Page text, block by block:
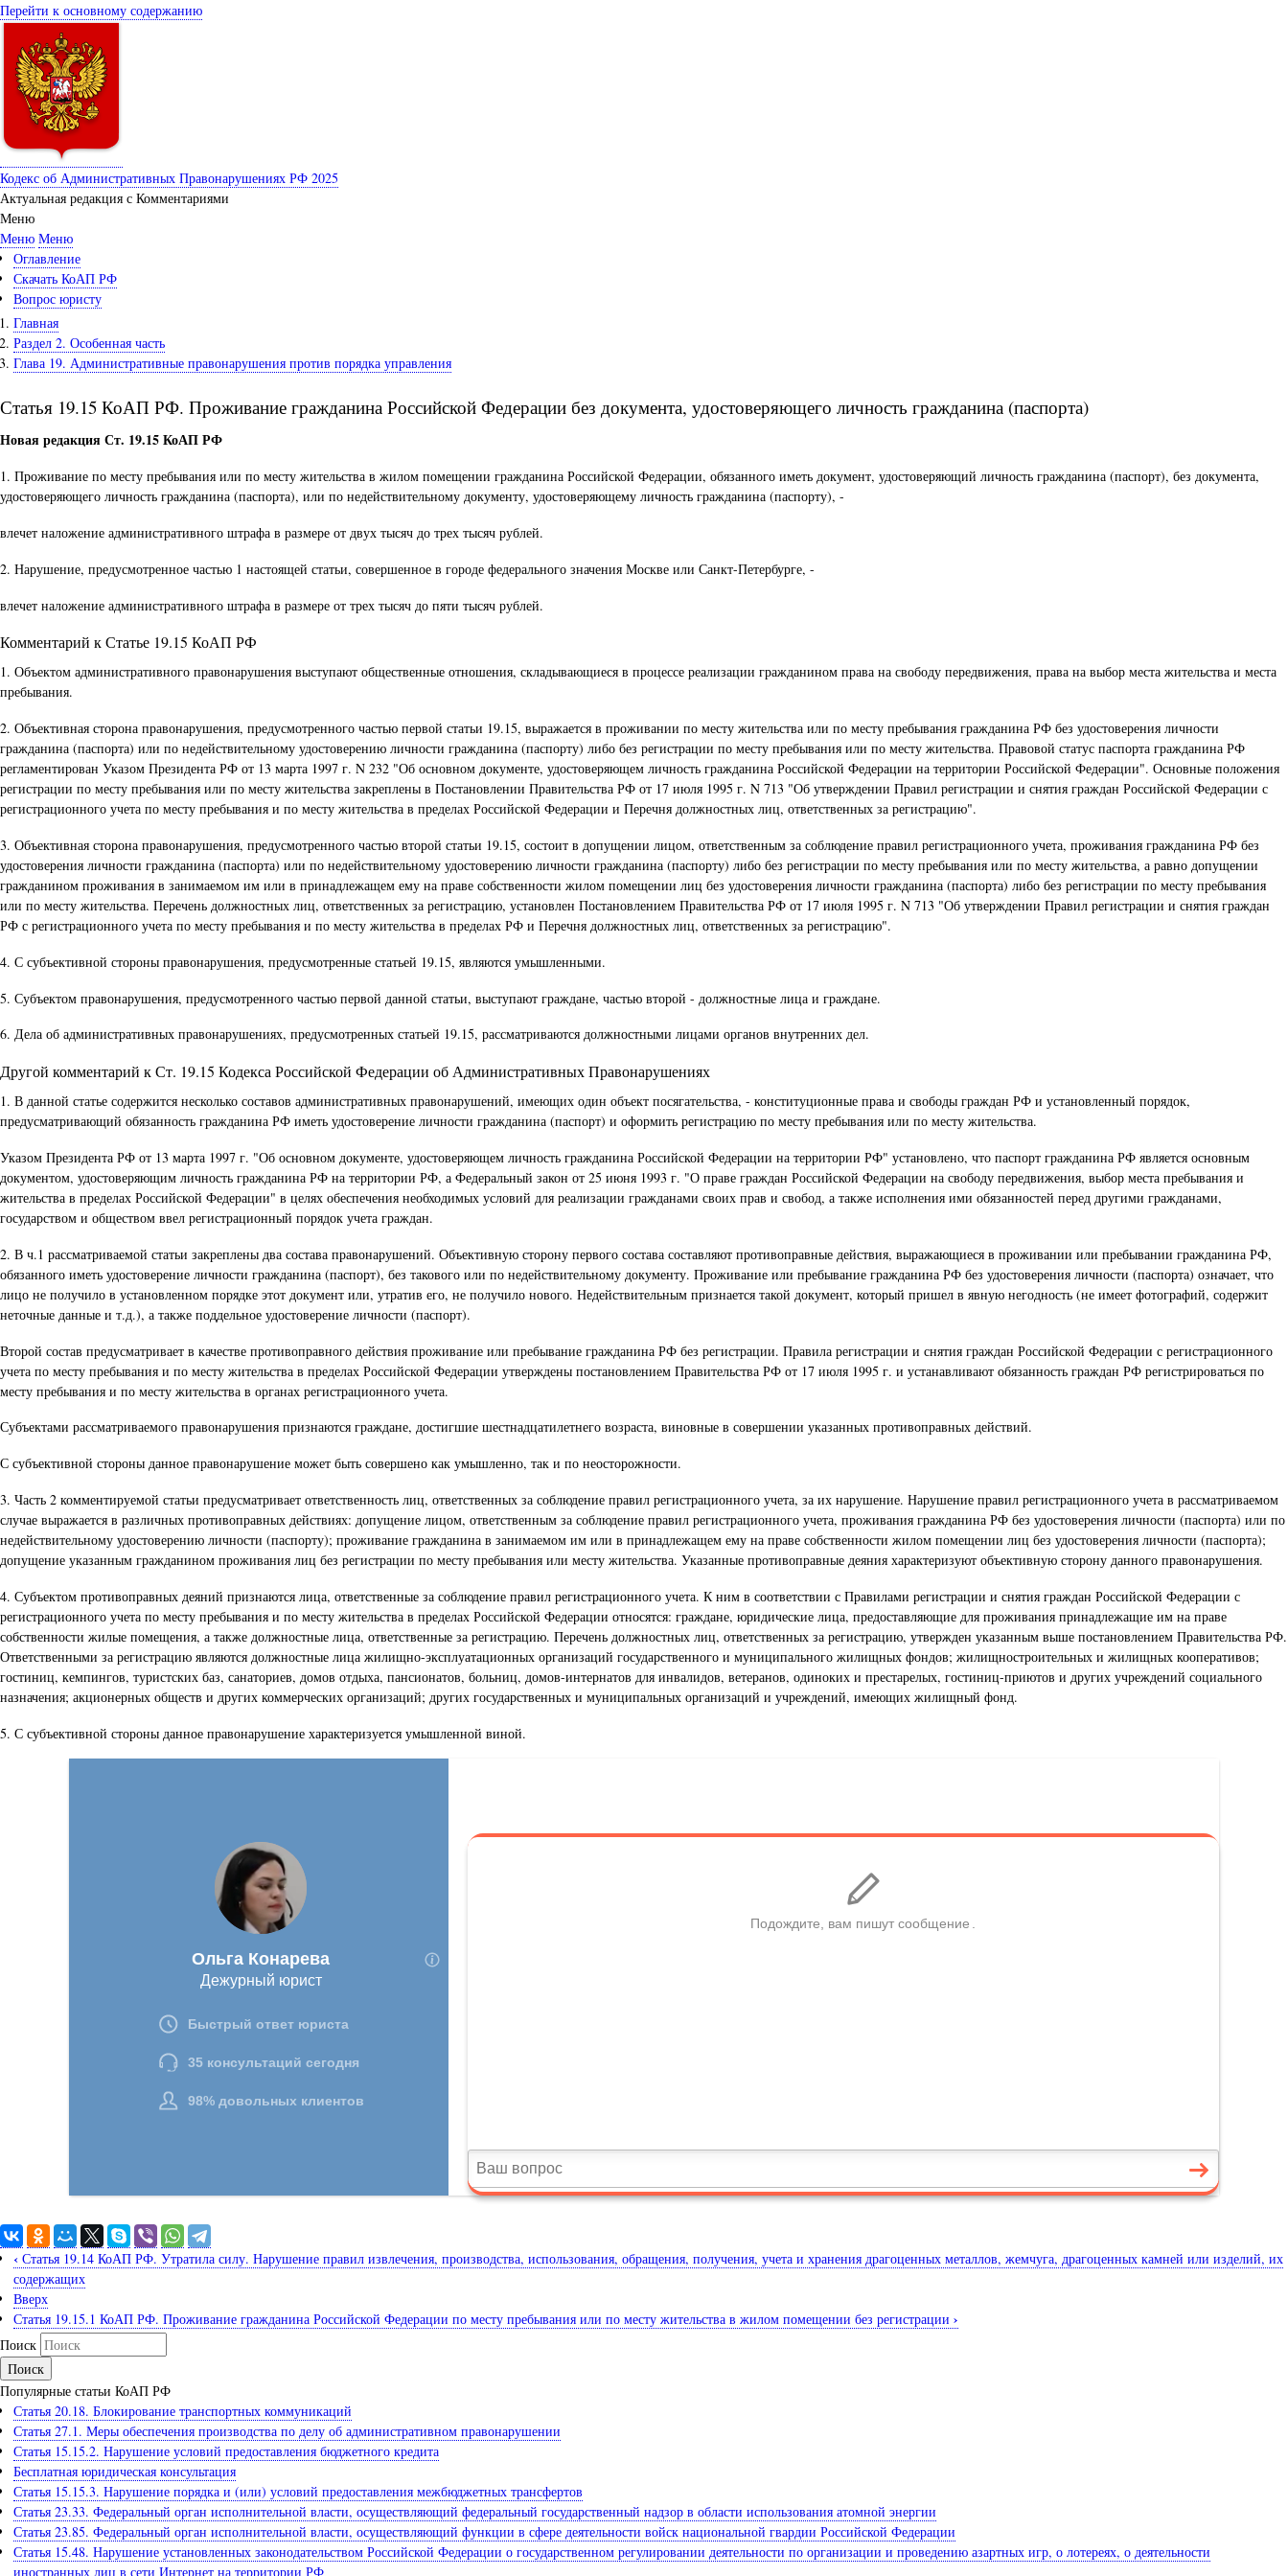
Перейти к основному содержанию
Кодекс об Административных Правонарушениях РФ 2025
Актуальная редакция с Комментариями
Меню
Меню Меню
Оглавление
Скачать КоАП РФ
Вопрос юристу
Главная
Раздел 2. Особенная часть
Глава 19. Административные правонарушения против порядка управления
Статья 19.15 КоАП РФ. Проживание гражданина Российской Федерации без документа, удостоверяющего личность гражданина (паспорта)
Новая редакция Ст. 19.15 КоАП РФ
1. Проживание по месту пребывания или по месту жительства в жилом помещении гражданина Российской Федерации, обязанного иметь документ, удостоверяющий личность гражданина (паспорт), без документа,
удостоверяющего личность гражданина (паспорта), или по недействительному документу, удостоверяющему личность гражданина (паспорту), -
влечет наложение административного штрафа в размере от двух тысяч до трех тысяч рублей.
2. Нарушение, предусмотренное частью 1 настоящей статьи, совершенное в городе федерального значения Москве или Санкт-Петербурге, -
влечет наложение административного штрафа в размере от трех тысяч до пяти тысяч рублей.
Комментарий к Статье 19.15 КоАП РФ
1. Объектом административного правонарушения выступают общественные отношения, складывающиеся в процессе реализации гражданином права на свободу передвижения, права на выбор места жительства и места
пребывания.
2. Объективная сторона правонарушения, предусмотренного частью первой статьи 19.15, выражается в проживании по месту жительства или по месту пребывания гражданина РФ без удостоверения личности
гражданина (паспорта) или по недействительному удостоверению личности гражданина (паспорту) либо без регистрации по месту пребывания или по месту жительства. Правовой статус паспорта гражданина РФ
регламентирован Указом Президента РФ от 13 марта 1997 г. N 232 "Об основном документе, удостоверяющем личность гражданина Российской Федерации на территории Российской Федерации". Основные положения
регистрации по месту пребывания или по месту жительства закреплены в Постановлении Правительства РФ от 17 июля 1995 г. N 713 "Об утверждении Правил регистрации и снятия граждан Российской Федерации с
регистрационного учета по месту пребывания и по месту жительства в пределах Российской Федерации и Перечня должностных лиц, ответственных за регистрацию".
3. Объективная сторона правонарушения, предусмотренного частью второй статьи 19.15, состоит в допущении лицом, ответственным за соблюдение правил регистрационного учета, проживания гражданина РФ без
удостоверения личности гражданина (паспорта) или по недействительному удостоверению личности гражданина (паспорту) либо без регистрации по месту пребывания или по месту жительства, а равно допущении
гражданином проживания в занимаемом им или в принадлежащем ему на праве собственности жилом помещении лиц без удостоверения личности гражданина (паспорта) либо без регистрации по месту пребывания
или по месту жительства. Перечень должностных лиц, ответственных за регистрацию, установлен Постановлением Правительства РФ от 17 июля 1995 г. N 713 "Об утверждении Правил регистрации и снятия граждан
РФ с регистрационного учета по месту пребывания и по месту жительства в пределах РФ и Перечня должностных лиц, ответственных за регистрацию".
4. С субъективной стороны правонарушения, предусмотренные статьей 19.15, являются умышленными.
5. Субъектом правонарушения, предусмотренного частью первой данной статьи, выступают граждане, частью второй - должностные лица и граждане.
6. Дела об административных правонарушениях, предусмотренных статьей 19.15, рассматриваются должностными лицами органов внутренних дел.
Другой комментарий к Ст. 19.15 Кодекса Российской Федерации об Административных Правонарушениях
1. В данной статье содержится несколько составов административных правонарушений, имеющих один объект посягательства, - конституционные права и свободы граждан РФ и установленный порядок,
предусматривающий обязанность гражданина РФ иметь удостоверение личности гражданина (паспорт) и оформить регистрацию по месту пребывания или по месту жительства.
Указом Президента РФ от 13 марта 1997 г. "Об основном документе, удостоверяющем личность гражданина Российской Федерации на территории РФ" установлено, что паспорт гражданина РФ является основным
документом, удостоверяющим личность гражданина РФ на территории РФ, а Федеральный закон от 25 июня 1993 г. "О праве граждан Российской Федерации на свободу передвижения, выбор места пребывания и
жительства в пределах Российской Федерации" в целях обеспечения необходимых условий для реализации гражданами своих прав и свобод, а также исполнения ими обязанностей перед другими гражданами,
государством и обществом ввел регистрационный порядок учета граждан.
2. В ч.1 рассматриваемой статьи закреплены два состава правонарушений. Объективную сторону первого состава составляют противоправные действия, выражающиеся в проживании или пребывании гражданина РФ,
обязанного иметь удостоверение личности гражданина (паспорт), без такового или по недействительному документу. Проживание или пребывание гражданина РФ без удостоверения личности (паспорта) означает, что
лицо не получило в установленном порядке этот документ или, утратив его, не получило нового. Недействительным признается такой документ, который пришел в явную негодность (не имеет фотографий, содержит
неточные данные и т.д.), а также поддельное удостоверение личности (паспорт).
Второй состав предусматривает в качестве противоправного действия проживание или пребывание гражданина РФ без регистрации. Правила регистрации и снятия граждан Российской Федерации с регистрационного
учета по месту пребывания и по месту жительства в пределах Российской Федерации утверждены постановлением Правительства РФ от 17 июля 1995 г. и устанавливают обязанность граждан РФ регистрироваться по
месту пребывания и по месту жительства в органах регистрационного учета.
Субъектами рассматриваемого правонарушения признаются граждане, достигшие шестнадцатилетнего возраста, виновные в совершении указанных противоправных действий.
С субъективной стороны данное правонарушение может быть совершено как умышленно, так и по неосторожности.
3. Часть 2 комментируемой статьи предусматривает ответственность лиц, ответственных за соблюдение правил регистрационного учета, за их нарушение. Нарушение правил регистрационного учета в рассматриваемом
случае выражается в различных противоправных действиях: допущение лицом, ответственным за соблюдение правил регистрационного учета, проживания гражданина РФ без удостоверения личности (паспорта) или по
недействительному удостоверению личности (паспорту); проживание гражданина в занимаемом им или в принадлежащем ему на праве собственности жилом помещении лиц без удостоверения личности (паспорта);
допущение указанным гражданином проживания лиц без регистрации по месту пребывания или месту жительства. Указанные противоправные деяния характеризуют объективную сторону данного правонарушения.
4. Субъектом противоправных деяний признаются лица, ответственные за соблюдение правил регистрационного учета. К ним в соответствии с Правилами регистрации и снятия граждан Российской Федерации с
регистрационного учета по месту пребывания и по месту жительства в пределах Российской Федерации относятся: граждане, юридические лица, предоставляющие для проживания принадлежащие им на праве
собственности жилые помещения, а также должностные лица, ответственные за регистрацию. Перечень должностных лиц, ответственных за регистрацию, утвержден указанным выше постановлением Правительства РФ.
Ответственными за регистрацию являются должностные лица жилищно-эксплуатационных организаций государственного и муниципального жилищных фондов; жилищностроительных и жилищных кооперативов;
гостиниц, кемпингов, туристских баз, санаториев, домов отдыха, пансионатов, больниц, домов-интернатов для инвалидов, ветеранов, одиноких и престарелых, гостиниц-приютов и других учреждений социального
назначения; акционерных обществ и других коммерческих организаций; других государственных и муниципальных организаций и учреждений, имеющих жилищный фонд.
5. С субъективной стороны данное правонарушение характеризуется умышленной виной.
‹ Статья 19.14 КоАП РФ. Утратила силу. Нарушение правил извлечения, производства, использования, обращения, получения, учета и хранения драгоценных металлов, жемчуга, драгоценных камней или изделий, их
содержащих
Вверх
Статья 19.15.1 КоАП РФ. Проживание гражданина Российской Федерации по месту пребывания или по месту жительства в жилом помещении без регистрации ›
Поиск
Популярные статьи КоАП РФ
Статья 20.18. Блокирование транспортных коммуникаций
Статья 27.1. Меры обеспечения производства по делу об административном правонарушении
Статья 15.15.2. Нарушение условий предоставления бюджетного кредита
Бесплатная юридическая консультация
Статья 15.15.3. Нарушение порядка и (или) условий предоставления межбюджетных трансфертов
Статья 23.33. Федеральный орган исполнительной власти, осуществляющий федеральный государственный надзор в области использования атомной энергии
Статья 23.85. Федеральный орган исполнительной власти, осуществляющий функции в сфере деятельности войск национальной гвардии Российской Федерации
Статья 15.48. Нарушение установленных законодательством Российской Федерации о государственном регулировании деятельности по организации и проведению азартных игр, о лотереях, о деятельности
иностранных лиц в сети Интернет на территории РФ